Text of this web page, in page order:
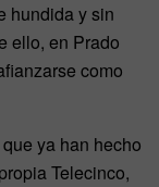
hundida y sin
ello, en Prado
como
ya han hecho
Telecinco,